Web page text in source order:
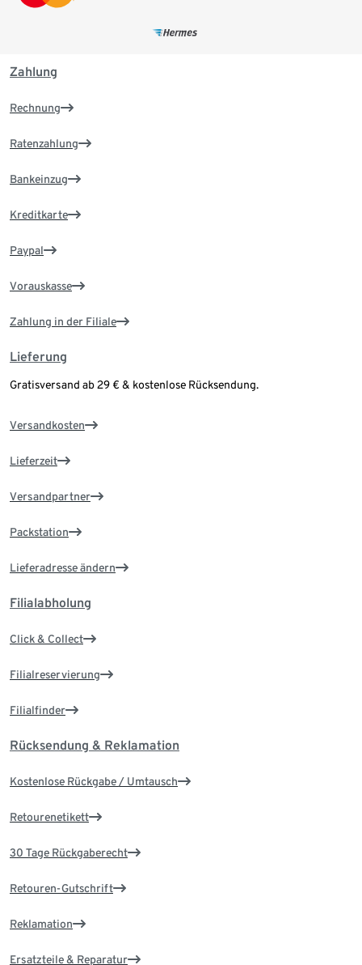
Zahlung
Rechnung
Ratenzahlung
Bankeinzug
Kreditkarte
Paypal
Vorauskasse
Zahlung in der Filiale
Lieferung
Gratisversand ab 29 € & kostenlose Rücksendung.
Versandkosten
Lieferzeit
Versandpartner
Packstation
Lieferadresse ändern
Filialabholung
Click & Collect
Filialreservierung
Filialfinder
Rücksendung & Reklamation
Kostenlose Rückgabe / Umtausch
Retourenetikett
30 Tage Rückgaberecht
Retouren-Gutschrift
Reklamation
Ersatzteile & Reparatur